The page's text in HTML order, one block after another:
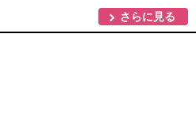
さらに見る